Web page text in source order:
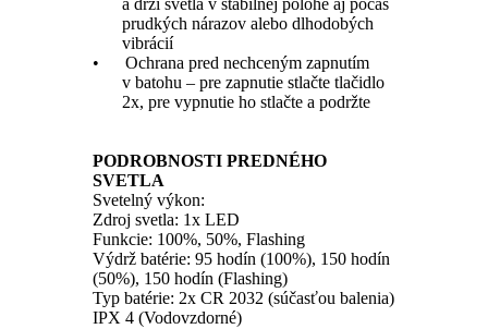
a drží svetlá v stabilnej polohe aj počas
prudkých nárazov alebo dlhodobých
vibrácií
• Ochrana pred nechceným zapnutím
v batohu – pre zapnutie stlačte tlačidlo
2x, pre vypnutie ho stlačte a podržte
PODROBNOSTI PREDNÉHO
SVETLA
Svetelný výkon:
Zdroj svetla: 1x LED
Funkcie: 100%, 50%, Flashing
Výdrž batérie: 95 hodín (100%), 150 hodín
(50%), 150 hodín (Flashing)
Typ batérie: 2x CR 2032 (súčasťou balenia)
IPX 4 (Vodovzdorné)